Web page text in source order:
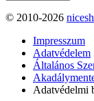
© 2010-2026
Impresszum
Adatvédelem
Általános
Adatvédelmi